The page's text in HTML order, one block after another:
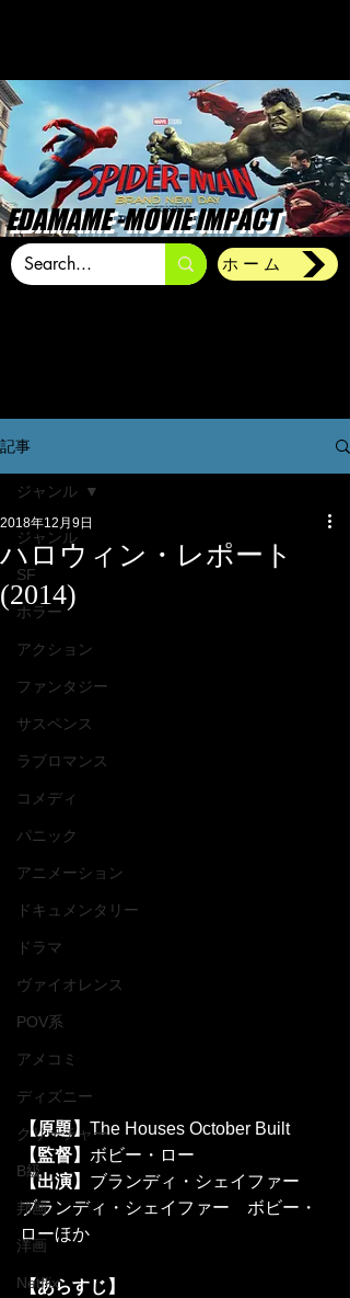
EDAMAME -MOVIE IMPACT
ホーム
記事
ジャンル
SF
ホラー
アクション
ファンタジー
サスペンス
ラブロマンス
コメディ
パニック
アニメーション
ドキュメンタリー
ドラマ
ヴァイオレンス
POV系
アメコミ
ディズニー
クリーチャー
B級
邦画
洋画
Netflix
ジャンル
ハロウィン・レポート
(2014)
2018年12月9日
【原題】The Houses October Built
【監督】 ボビー・ロー
【出演】 ブランディ・シェイファー
ブランディ・シェイファー　ボビー・
ローほか
【あらすじ】